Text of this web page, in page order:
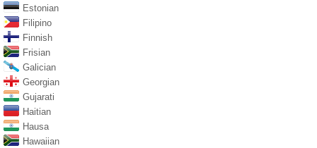
Estonian
Filipino
Finnish
Frisian
Galician
Georgian
Gujarati
Haitian
Hausa
Hawaiian